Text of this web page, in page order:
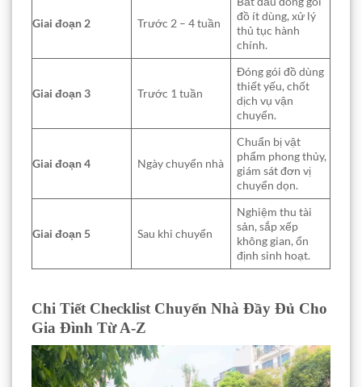
Giai đoạn 2 Trước 2 – 4 tuần
đồ ít dùng, xử lý
thủ tục hành
chính.
Giai đoạn 3 Trước 1 tuần
Đóng gói đồ dùng
thiết yếu, chốt
dịch vụ vận
chuyển.
Giai đoạn 4 Ngày chuyển nhà
Chuẩn bị vật
phẩm phong thủy,
giám sát đơn vị
chuyển dọn.
Giai đoạn 5 Sau khi chuyển
Nghiệm thu tài
sản, sắp xếp
không gian, ổn
định sinh hoạt.
Chi Tiết Checklist Chuyển Nhà Đầy Đủ Cho
Gia Đình Từ A-Z